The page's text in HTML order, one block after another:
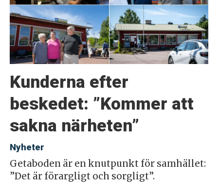
Kunderna efter
beskedet: ”Kommer att
sakna närheten”
Nyheter
Getaboden är en knutpunkt för samhället:
”Det är förargligt och sorgligt”.